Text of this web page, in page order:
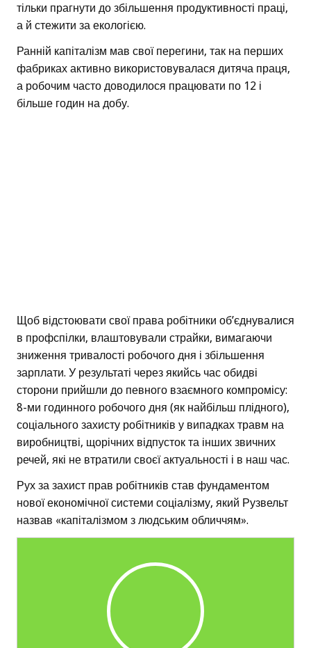
тільки прагнути до збільшення продуктивності праці,
а й стежити за екологією.
Ранній капіталізм мав свої перегини, так на перших
фабриках активно використовувалася дитяча праця,
а робочим часто доводилося працювати по 12 і
більше годин на добу.
Щоб відстоювати свої права робітники об’єднувалися
в профспілки, влаштовували страйки, вимагаючи
зниження тривалості робочого дня і збільшення
зарплати. У результаті через якийсь час обидві
сторони прийшли до певного взаємного компромісу:
8-ми годинного робочого дня (як найбільш плідного),
соціального захисту робітників у випадках травм на
виробництві, щорічних відпусток та інших звичних
речей, які не втратили своєї актуальності і в наш час.
Рух за захист прав робітників став фундаментом
нової економічної системи соціалізму, який Рузвельт
назвав «капіталізмом з людським обличчям».